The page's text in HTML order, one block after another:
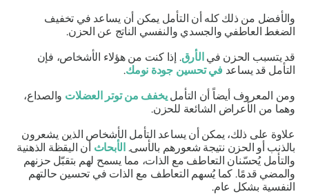
والأفضل من ذلك كله أن التأمل يمكن أن يساعد في تخفيف
الضغط العاطفي والجسدي والنفسي الناتج عن الحزن.
قد يتسبب الحزن في الأرق. إذا كنت من هؤلاء الأشخاص، فإن
التأمل قد يساعدفي تحسين جودة نومك.
ومن المعروف أيضاً أن التأمل يخفف من توتر العضلاتوالصداع،
وهما من الأعراض الشائعة للحزن.
علاوة على ذلك، يمكن أن يساعد التأمل الأشخاص الذين يشعرون
بالذنب أو الحزن نتيجة شعورهم بالأسى. الأبحاثأن اليقظة الذهنية
والتأمل يُحسّنان التعاطف مع الذات، مما يسمح لهم بتقبّل حزنهم
والمضي قدمًا. كما يُسهم التعاطف مع الذات في تحسين حالتهم
النفسية بشكل عام.